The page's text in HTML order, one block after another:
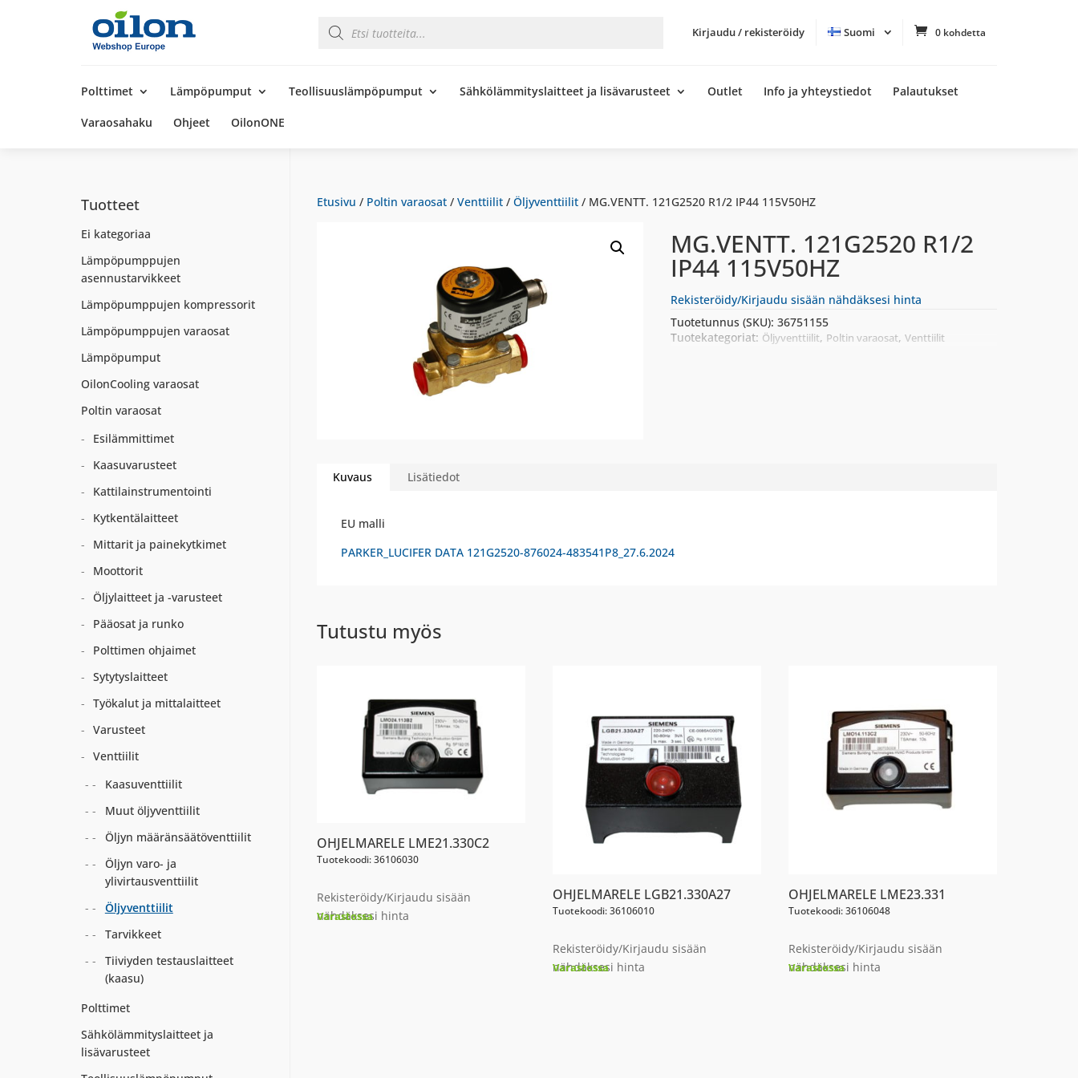
Kirjaudu / rekisteröidy Suomi 0 kohdetta
search
Polttimet Lämpöpumput Teollisuuslämpöpumput Sähkölämmityslaitteet ja lisävarusteet Outlet Info ja yhteystiedot Palautukset
Varaosahaku Ohjeet OilonONE
Etusivu / Poltin varaosat/ Venttiilit/ Öljyventtiilit/ MG.VENTT. 121G2520 R1/2 IP44 115V50HZ
MG.VENTT. 121G2520 R1/2
IP44 115V50HZ
Rekisteröidy/Kirjaudu sisään nähdäksesi hinta
Tuotetunnus (SKU):36751155
Tuotekategoriat: Öljyventtiilit, Poltin varaosat,Venttiilit
Kuvaus Lisätiedot
EU malli
PARKER_LUCIFER DATA 121G2520-876024-483541P8_27.6.2024
Tutustu myös
OHJELMARELE LME21.330C2
Tuotekoodi: 36106030
Rekisteröidy/Kirjaudu sisään
nähdäksesi hinta
Varastossa
OHJELMARELE LGB21.330A27
Tuotekoodi: 36106010
Rekisteröidy/Kirjaudu sisään
nähdäksesi hinta
Varastossa
OHJELMARELE LME23.331
Tuotekoodi: 36106048
Rekisteröidy/Kirjaudu sisään
nähdäksesi hinta
Varastossa
Tuotteet
Ei kategoriaa
Lämpöpumppujen
asennustarvikkeet
Lämpöpumppujen kompressorit
Lämpöpumppujen varaosat
Lämpöpumput
OilonCooling varaosat
Poltin varaosat
Esilämmittimet
Kaasuvarusteet
Kattilainstrumentointi
Kytkentälaitteet
Mittarit ja painekytkimet
Moottorit
Öljylaitteet ja -varusteet
Pääosat ja runko
Polttimen ohjaimet
Sytytyslaitteet
Työkalut ja mittalaitteet
Varusteet
Venttiilit
Kaasuventtiilit
Muut öljyventtiilit
Öljyn määränsäätöventtiilit
Öljyn varo- ja
ylivirtausventtiilit
Öljyventtiilit
Tarvikkeet
Tiiviyden testauslaitteet
(kaasu)
Polttimet
Sähkölämmityslaitteet ja
lisävarusteet